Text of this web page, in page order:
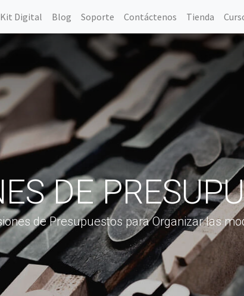
Kit Digital Blog Soporte Contáctenos Tienda
DE
de Presupuestos para Organizar las